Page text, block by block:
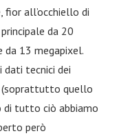
all’occhiello di
principale da 20
13 megapixel.
dati tecnici dei
(soprattutto quello
di tutto ciò abbiamo
però